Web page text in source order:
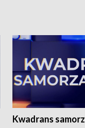
Kwadrans